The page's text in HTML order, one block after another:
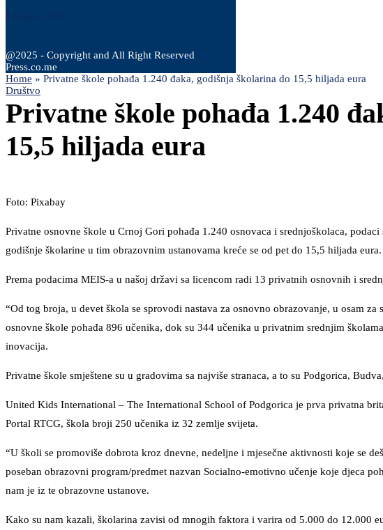
@2025 - Copyright and All Right Reserved
Press.co.me
Home » Privatne škole pohađa 1.240 đaka, godišnja školarina do 15,5 hiljada eura
Društvo
Privatne škole pohađa 1.240
15,5 hiljada eura
Foto: Pixabay
Privatne osnovne škole u Crnoj Gori pohađa 1.240 osnovaca i srednjoškolaca,
godišnje školarine u tim obrazovnim ustanovama kreće se od pet do 15,5 hiljada eura.
Prema podacima MEIS-a u našoj državi sa licencom radi 13 privatnih osnovnih i
“Od tog broja, u devet škola se sprovodi nastava za osnovno obrazovanje, u osam
osnovne škole pohađa 896 učenika, dok su 344 učenika u privatnim srednjim
inovacija.
Privatne škole smještene su u gradovima sa najviše stranaca, a to su Podgorica,
United Kids International – The International School of Podgorica je prva privatna
Portal RTCG, škola broji 250 učenika iz 32 zemlje svijeta.
“U školi se promoviše dobrota kroz dnevne, nedeljne i mjesečne aktivnosti koje se
poseban obrazovni program/predmet nazvan Socialno-emotivno učenje koje djeca
nam je iz te obrazovne ustanove.
Kako su nam kazali, školarina zavisi od mnogih faktora i varira od 5.000 do 12.000